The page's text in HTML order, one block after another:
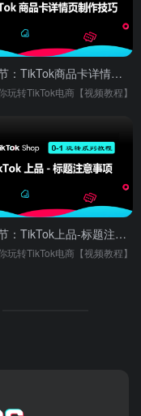
第十八节：TikTok商品卡详情页制作技巧
玩转TikTok电商【视频教程】
第十六节：TikTok上品-标题注意事项
玩转TikTok电商【视频教程】